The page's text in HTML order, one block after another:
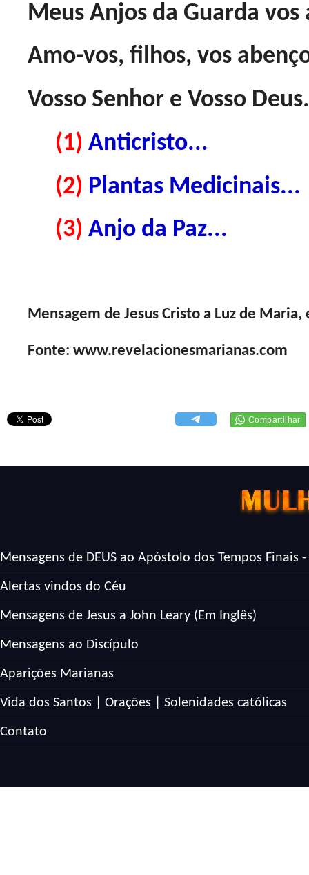
Meus Anjos da Guarda
Amo-vos, filhos, vos
Vosso Senhor e Vosso Deus.
(1) Anticristo...
(2) Plantas Medicinais...
(3) Anjo da Paz...
Mensagem de Jesus Cristo a Luz de
Fonte: www.revelacionesmarianas.com
Mensagens de DEUS ao Apóstolo dos Tempos Finais -
Alertas vindos do Céu
Mensagens de Jesus a John Leary (Em Inglês)
Mensagens ao Discípulo
Aparições Marianas
Vida dos Santos | Orações | Solenidades católicas
Contato